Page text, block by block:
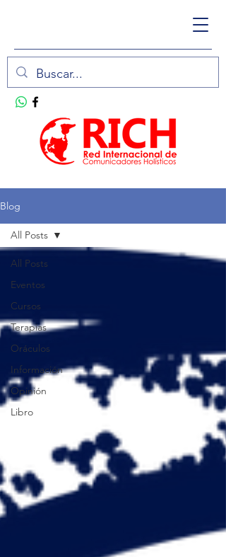
Blog
All Posts
Eventos
Cursos
Terapias
Oráculos
Información
Opinión
Libro
All Posts